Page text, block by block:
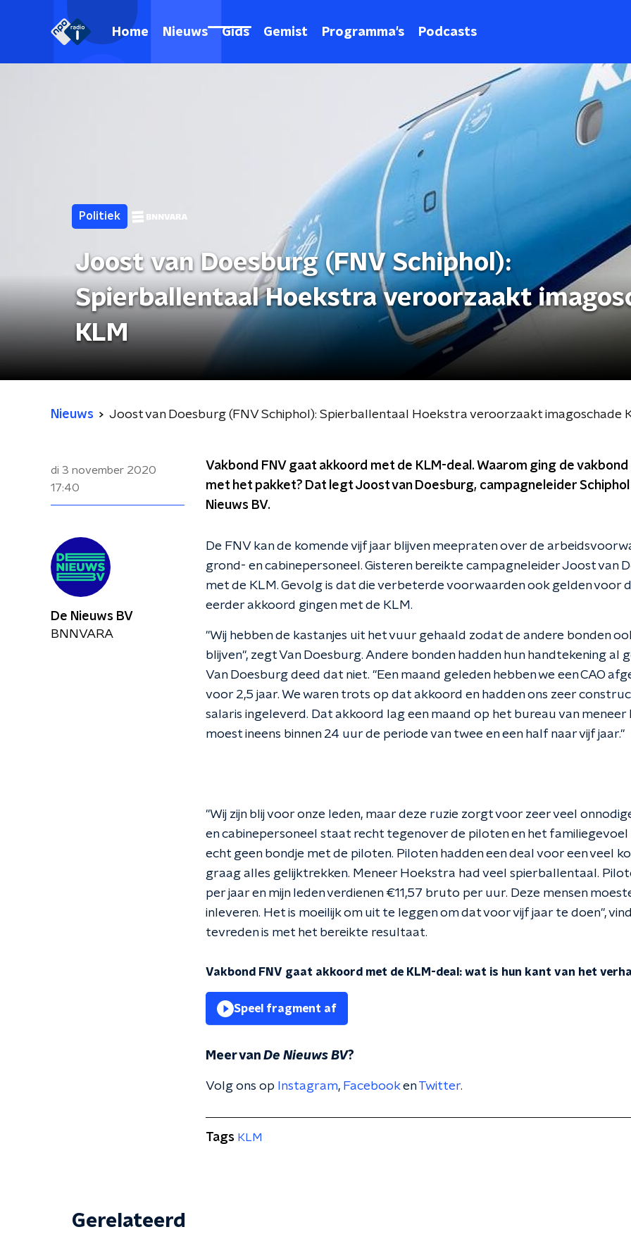
Home Nieuws Gids Gemist Programma's Podcasts
Politiek
Joost van Doesburg (FNV Schiphol):
Spierballentaal Hoekstra veroorzaakt
KLM
Nieuws Joost van Doesburg (FNV Schiphol): Spierballentaal Hoekstra veroorzaakt imagoschade
di 3 november 2020
17:40
Vakbond FNV gaat akkoord met de KLM-deal. Waarom ging de
met het pakket? Dat legt Joost van Doesburg, campagneleider Schiphol
Nieuws BV.
De FNV kan de komende vijf jaar blijven meepraten over de
grond- en cabinepersoneel. Gisteren bereikte campagneleider Joost van
met de KLM. Gevolg is dat die verbeterde voorwaarden ook gelden voor
eerder akkoord gingen met de KLM.
"Wij hebben de kastanjes uit het vuur gehaald zodat de andere bonden
blijven", zegt Van Doesburg. Andere bonden hadden hun handtekening al
Van Doesburg deed dat niet. "Een maand geleden hebben we een CAO
voor 2,5 jaar. We waren trots op dat akkoord en hadden ons zeer
salaris ingeleverd. Dat akkoord lag een maand op het bureau van meneer
moest ineens binnen 24 uur de periode van twee en een half naar vijf jaar."
"Wij zijn blij voor onze leden, maar deze ruzie zorgt voor zeer veel
en cabinepersoneel staat recht tegenover de piloten en het familiegevoel
echt geen bondje met de piloten. Piloten hadden een deal voor een veel
graag alles gelijktrekken. Meneer Hoekstra had veel spierballentaal.
per jaar en mijn leden verdienen €11,57 bruto per uur. Deze mensen
inleveren. Het is moeilijk om uit te leggen om dat voor vijf jaar te doen",
tevreden is met het bereikte resultaat.
Vakbond FNV gaat akkoord met de KLM-deal: wat is hun kant van het
Speel fragment af
Meer van De Nieuws BV?
Volg ons op Instagram, FacebookenTwitter.
De Nieuws BV
BNNVARA
Tags KLM
Gerelateerd